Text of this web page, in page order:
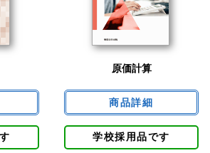
原価計算
学校採用品です